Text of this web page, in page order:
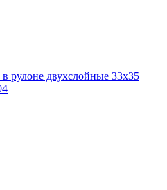
рулоне двухслойные 33х35